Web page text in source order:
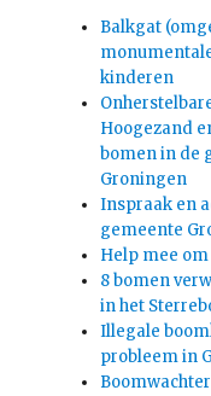
Balkgat
kinderen
Hoogezand
bomen in de
Groningen
Inspraak en
gemeente
Help mee
8 bomen
in het
Illegale
probleem in